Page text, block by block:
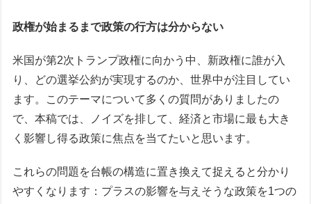
政権が始まるまで政策の行方は分からない
米国が第2次トランプ政権に向かう中、新政権に誰が入
り、どの選挙公約が実現するのか、世界中が注目してい
ます。このテーマについて多くの質問がありましたの
で、本稿では、ノイズを排して、経済と市場に最も大き
く影響し得る政策に焦点を当てたいと思います。
これらの問題を台帳の構造に置き換えて捉えると分かり
やすくなります：プラスの影響を与えそうな政策を1つの